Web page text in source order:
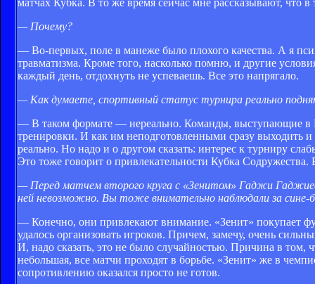
— Почему?
— Во-первых, поле в манеже было плохого качества. А я
травматизма. Кроме того, насколько помню, и другие
каждый день, отдохнуть не успеваешь. Все это напрягало.
— Как думаете, спортивный статус турнира реально
— В таком формате — нереально. Команды, выступающие в
тренировки. И как им неподготовленными сразу выходить
реально. Но надо и о другом сказать: интерес к турниру
Это тоже говорит о привлекательности Кубка Содружества.
— Перед матчем второго круга с «Зенитом» Гаджи
ней невозможно. Вы тоже внимательно наблюдали за сине-
— Конечно, они привлекают внимание. «Зенит» покупает
удалось организовать игроков. Причем, замечу, очень
И, надо сказать, это не было случайностью. Причина в
небольшая, все матчи проходят в борьбе. «Зенит» же в
сопротивлению оказался просто не готов.